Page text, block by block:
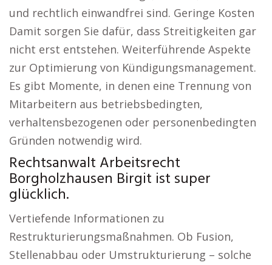
und rechtlich einwandfrei sind. Geringe Kosten
Damit sorgen Sie dafür, dass Streitigkeiten gar
nicht erst entstehen. Weiterführende Aspekte
zur Optimierung von Kündigungsmanagement.
Es gibt Momente, in denen eine Trennung von
Mitarbeitern aus betriebsbedingten,
verhaltensbezogenen oder personenbedingten
Gründen notwendig wird.
Rechtsanwalt Arbeitsrecht
Borgholzhausen Birgit ist super
glücklich.
Vertiefende Informationen zu
Restrukturierungsmaßnahmen. Ob Fusion,
Stellenabbau oder Umstrukturierung – solche